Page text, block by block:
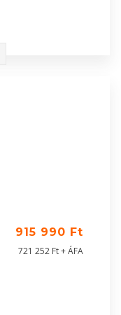
915 990 Ft
721 252 Ft + ÁFA